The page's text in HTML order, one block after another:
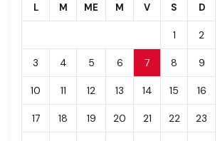
L M ME M V S D
1 2
3 4 5 6 7 8 9
10 11 12 13 14 15 16
17 18 19 20 21 22 23